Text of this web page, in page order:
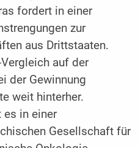
fordert in einer
zur
aus Drittstaaten.
auf der
der Gewinnung
weit hinterher.
es in einer
Gesellschaft für